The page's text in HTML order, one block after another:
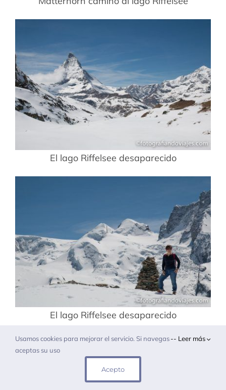
El lago Riffelsee desaparecido
El lago Riffelsee desaparecido
Usamos cookies para mejorar el servicio. Si navegas
aceptas su uso
-- Leer más
Acepto